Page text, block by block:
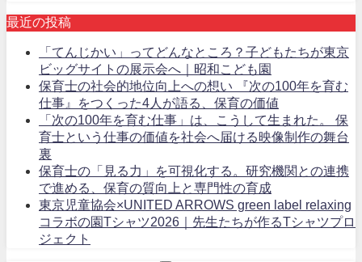
最近の投稿
「てんじかい」ってどんなところ？子どもたちが東京
ビッグサイトの展示会へ｜昭和こども園
保育士の社会的地位向上への想い 『次の100年を育む
仕事』をつくった4人が語る、保育の価値
「次の100年を育む仕事」は、こうして生まれた。 保
育士という仕事の価値を社会へ届ける映像制作の舞台
裏
保育士の「見る力」を可視化する。研究機関との連携
で進める、保育の質向上と専門性の育成
東京児童協会×UNITED ARROWS green label relaxing
コラボの園Tシャツ2026｜先生たちが作るTシャツプロ
ジェクト